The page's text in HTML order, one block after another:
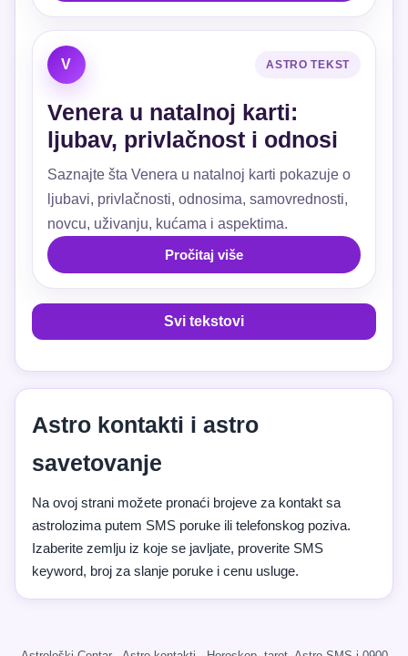
V ASTRO TEKST
Venera u natalnoj karti:
ljubav, privlačnost i odnosi
Saznajte šta Venera u natalnoj karti pokazuje o
ljubavi, privlačnosti, odnosima, samovrednosti,
novcu, uživanju, kućama i aspektima.
Pročitaj više
Svi tekstovi
Astro kontakti i astro
savetovanje
Na ovoj strani možete pronaći brojeve za kontakt sa
astrolozima putem SMS poruke ili telefonskog poziva.
Izaberite zemlju iz koje se javljate, proverite SMS
keyword, broj za slanje poruke i cenu usluge.